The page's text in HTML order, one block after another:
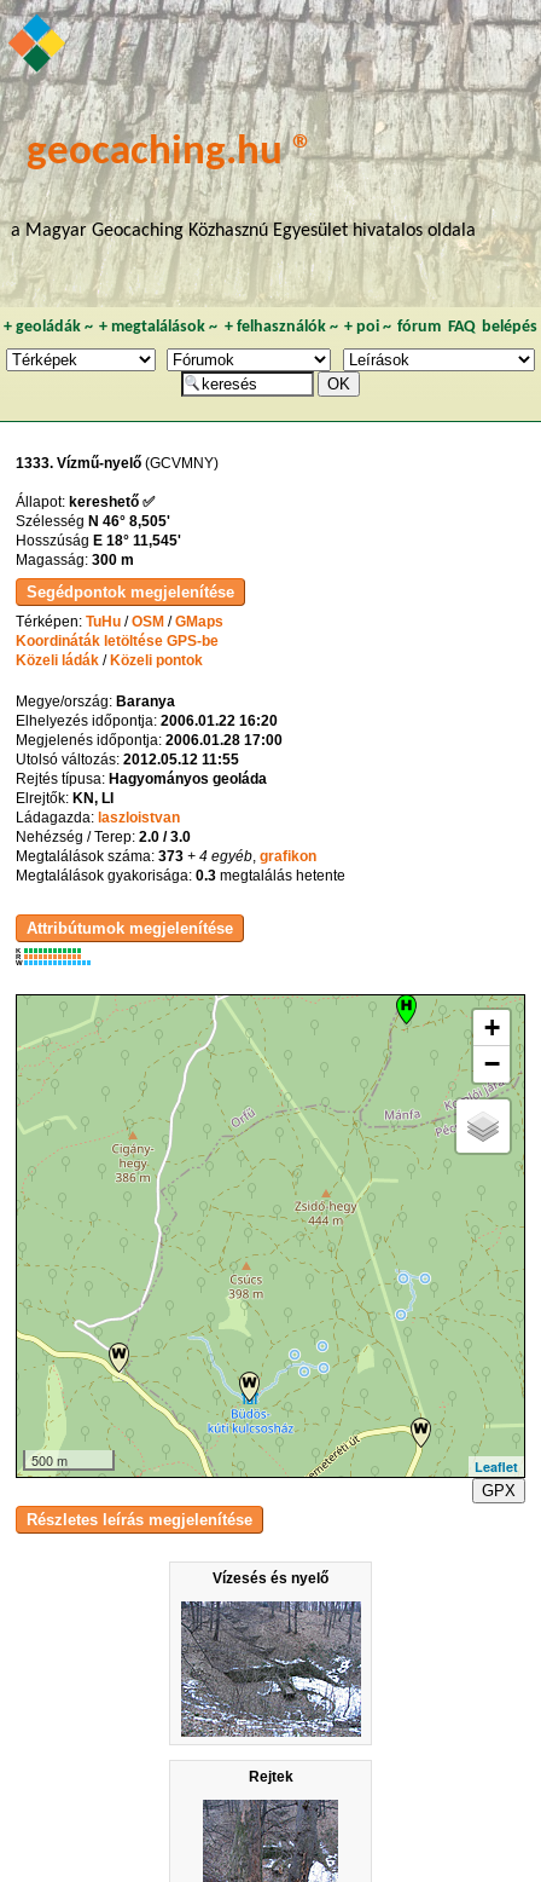
geocaching.hu ®
a Magyar Geocaching Közhasznú Egyesület hivatalos oldala
+ geoládák~ +megtalálások ~ + felhasználók~ + poi~ fórum FAQ belépés
1333. Vízmű-nyelő (GCVMNY)
Vízesés és nyelő
Rejtek
Állapot: kereshető ✅
Szélesség N 46° 8,505'
Hosszúság E 18° 11,545'
Magasság:300 m
Térképen:TuHu /OSM /GMaps
Koordináták letöltése GPS-be
Közeli ládák / Közeli pontok
Megye/ország: Baranya
Elhelyezés időpontja:2006.01.22 16:20
Megjelenés időpontja:2006.01.28 17:00
Utolsó változás:2012.05.12 11:55
Rejtés típusa: Hagyományos geoláda
Elrejtők: KN, LI
Ládagazda: laszloistvan
Nehézség / Terep:2.0 / 3.0
Megtalálások száma:373 + 4 egyéb,grafikon
Megtalálások gyakorisága:0.3 megtalálás hetente
K
R
W
+
−
500 m
Leaflet
GPX